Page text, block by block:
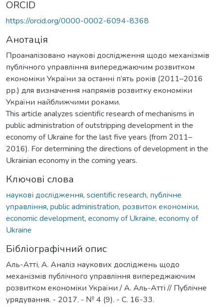
ORCID
https://orcid.org/0000-0002-6094-8368
Анотація
Проаналізовано наукові дослідження щодо механізмів
публічного управління випереджаючим розвитком
економіки України за останні п’ять років (2011–2016
рр.) для визначення напрямів розвитку економіки
України найближчими роками.
This article analyzes scientific research of mechanisms in
public administration of outstripping development in the
economy of Ukraine for the last five years (from 2011–
2016). For determining the directions of development in the
Ukrainian economy in the coming years.
Ключові слова
наукові дослідження, scientific research, публічне
управління, public administration, розвиток економіки,
economic development, economy of Ukraine, economy of
Ukraine
Бібліографічний опис
Аль-Атті, А. Аналіз наукових досліджень щодо
механізмів публічного управління випереджаючим
розвитком економіки України / А. Аль-Атті // Публічне
урядування. - 2017. - № 4 (9). - С. 16-33.